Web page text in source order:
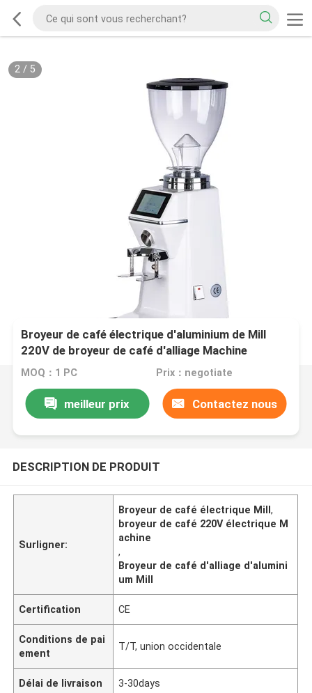
2/ 5
Broyeur de café électrique d'aluminium de Mill
220V de broyeur de café d'alliage Machine
MOQ：1 PC Prix：negotiate
meilleur prix Contactez nous
DESCRIPTION DE PRODUIT
Surligner:
Broyeur de café électrique Mill,
broyeur de café 220V électrique M
achine
,
Broyeur de café d'alliage d'alumini
um Mill
Certification CE
Conditions de pai
ement
T/T, union occidentale
Délai de livraison 3-30days